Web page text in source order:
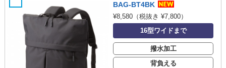
BAG-BT4BK
¥8,580 （税抜き ¥7,800）
16型ワイドまで
撥水加工
背負える